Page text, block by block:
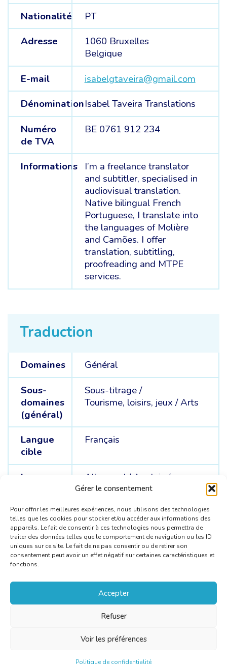
Gérer le consentement
Pour offrir les meilleures expériences, nous utilisons des technologies
telles que les cookies pour stocker et/ou accéder aux informations des
appareils. Le fait de consentir à ces technologies nous permettra de
traiter des données telles que le comportement de navigation ou les ID
uniques sur ce site. Le fait de ne pas consentir ou de retirer son
consentement peut avoir un effet négatif sur certaines caractéristiques et
fonctions.
Accepter
Refuser
Voir les préférences
Politique de confidentialité
Nationalité
PT
Adresse
1060 Bruxelles
Belgique
E-mail
isabelgtaveira@gmail.com
DénominationIsabel Taveira Translations
Numéro
de TVA
BE 0761 912 234
Informations
I’m a freelance translator
and subtitler, specialised in
audiovisual translation.
Native bilingual French
Portuguese, I translate into
the languages of Molière
and Camões. I offer
translation, subtitling,
proofreading and MTPE
services.
Traduction
Domaines
Général
Sous-
domaines
(général)
Sous-titrage /
Tourisme, loisirs, jeux /Arts
Langue
cible
Français
Langue
Allemand / Anglais /
Portugais